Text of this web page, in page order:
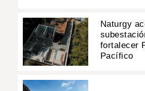
Naturgy
fortalecer
Pacífico